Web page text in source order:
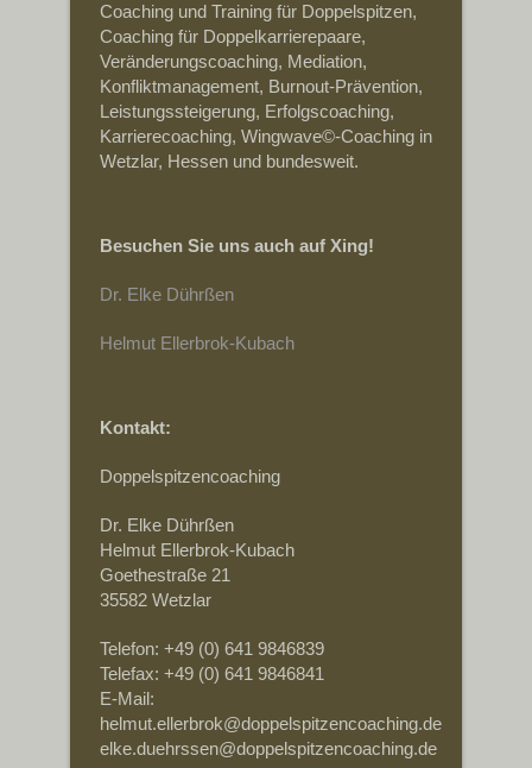
Coaching und Training für Doppelspitzen,
Coaching für Doppelkarrierepaare,
Veränderungscoaching, Mediation,
Konfliktmanagement, Burnout-Prävention,
Leistungssteigerung, Erfolgscoaching,
Karrierecoaching, Wingwave©-Coaching in
Wetzlar, Hessen und bundesweit.
Besuchen Sie uns auch auf Xing!
Dr. Elke Dührßen
Helmut Ellerbrok-Kubach
Kontakt:
Doppelspitzencoaching
Dr. Elke Dührßen
Helmut Ellerbrok-Kubach
Goethestraße 21
35582 Wetzlar
Telefon: +49 (0) 641 9846839
Telefax: +49 (0) 641 9846841
E-Mail:
helmut.ellerbrok@doppelspitzencoaching.de
elke.duehrssen@doppelspitzencoaching.de